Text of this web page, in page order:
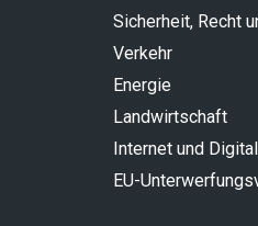
Sicherheit, Recht
Verkehr
Energie
Landwirt­schaft
Internet und
EU-